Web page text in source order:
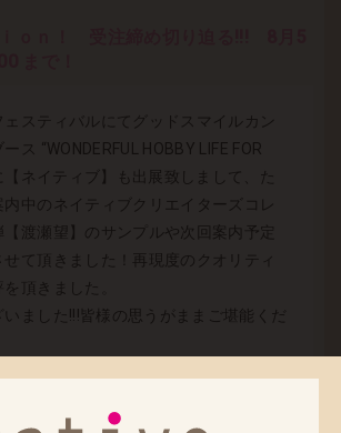
スティバルにてグッドスマイルカン
ス “WONDERFUL HOBBY LIFE FOR
【ネイティブ】も出展致しまして、た
内中のネイティブクリエイターズコレ
【渡瀬望】のサンプルや次回案内予定
せて頂きました！再現度のクオリティ
頂きました。
いました!!!皆様の思うがままご堪能くだ
んのでご了承のほどお願いいたしま